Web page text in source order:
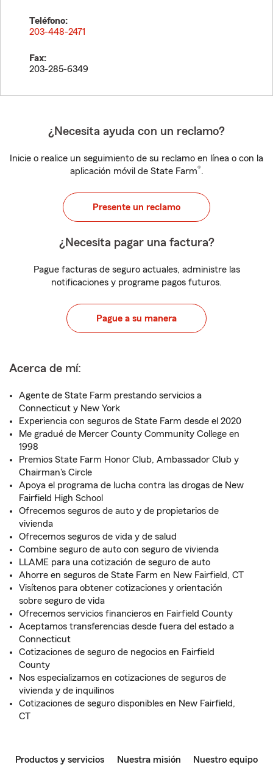
Teléfono:
203-448-2471
Fax:
203-285-6349
¿Necesita ayuda con un reclamo?
Inicie o realice un seguimiento de su reclamo en línea o con la
aplicación móvil de State Farm®.
Presente un reclamo
¿Necesita pagar una factura?
Pague facturas de seguro actuales, administre las
notificaciones y programe pagos futuros.
Pague a su manera
Acerca de mí:
Agente de State Farm prestando servicios a
Connecticut y New York
Experiencia con seguros de State Farm desde el 2020
Me gradué de Mercer County Community College en
1998
Premios State Farm Honor Club, Ambassador Club y
Chairman's Circle
Apoya el programa de lucha contra las drogas de New
Fairfield High School
Ofrecemos seguros de auto y de propietarios de
vivienda
Ofrecemos seguros de vida y de salud
Combine seguro de auto con seguro de vivienda
LLAME para una cotización de seguro de auto
Ahorre en seguros de State Farm en New Fairfield, CT
Visítenos para obtener cotizaciones y orientación
sobre seguro de vida
Ofrecemos servicios financieros en Fairfield County
Aceptamos transferencias desde fuera del estado a
Connecticut
Cotizaciones de seguro de negocios en Fairfield
County
Nos especializamos en cotizaciones de seguros de
vivienda y de inquilinos
Cotizaciones de seguro disponibles en New Fairfield,
CT
Productos y servicios Nuestra misión Nuestro equipo